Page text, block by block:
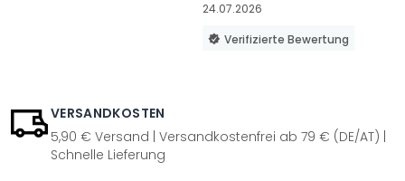
24.07.2026
Verifizierte Bewertung
VERSANDKOSTEN
5,90 € Versand | Versandkostenfrei ab 79 € (DE/AT) |
Schnelle Lieferung